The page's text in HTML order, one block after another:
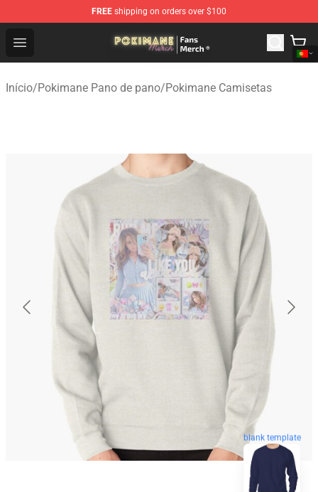
FREE shipping on orders over $100
Open menu
Pokimane Store - Official Pokimane Merchandise Shop
Início/Pokimane Pano de pano/Pokimane Camisetas
blank template